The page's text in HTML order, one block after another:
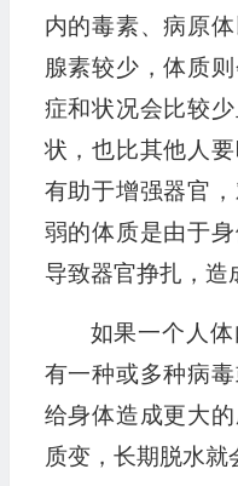
内的毒素、病原
腺素较少，体质
症和状况会比较
状，也比其他人
有助于增强器官
弱的体质是由于
导致器官挣扎，造
如果一个人
有一种或多种病
给身体造成更大
质变，长期脱水就